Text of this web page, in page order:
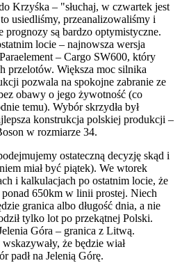
Krzyśka – "słuchaj, w czwartek jest
usiedliśmy, przeanalizowaliśmy i
prognozy są bardzo optymistyczne.
locie – najnowsza wersja
– Cargo SW600, który
przelotów. Większa moc silnika
pozwala na spokojne zabranie ze
obawy o jego żywotność (co
temu). Wybór skrzydła był
konstrukcja polskiej produkcji –
w rozmiarze 34.
ostateczną decyzję skąd i
miał być piątek). We wtorek
i kalkulacjach po ostatnim locie, że
ponad 650km w linii prostej. Niech
granica albo długość dnia, a nie
tylko lot po przekątnej Polski.
Góra – granica z Litwą.
że będzie wiał
padł na Jelenią Górę.